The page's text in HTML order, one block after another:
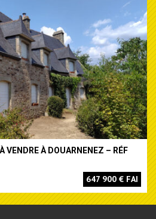
VENDRE À DOUARNENEZ – RÉF
647 900 € FAI